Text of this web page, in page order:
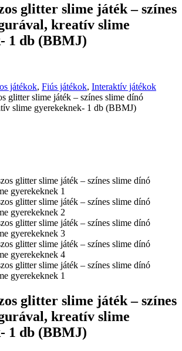
glitter slime játék – színes
kreatív slime
1 db (BBMJ)
játékok, Fiús játékok, Interaktív játékok
glitter slime játék – színes slime dínó
slime gyerekeknek- 1 db (BBMJ)
glitter slime játék – színes
kreatív slime
1 db (BBMJ)